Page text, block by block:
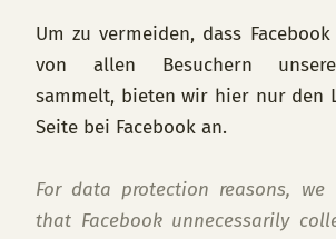
Um zu vermeiden, dass
von allen Besuchern
sammelt, bieten wir hier nur den
Seite bei Facebook an.
For data protection reasons,
that Facebook unnecessarily